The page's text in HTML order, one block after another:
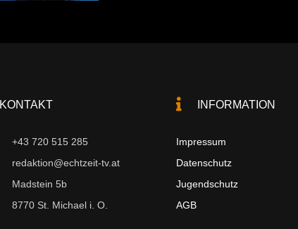
KONTAKT
+43 720 515 285
redaktion@echtzeit-tv.at
Madstein 5b
8770 St. Michael i. O.
INFORMATION
Impressum
Datenschutz
Jugendschutz
AGB